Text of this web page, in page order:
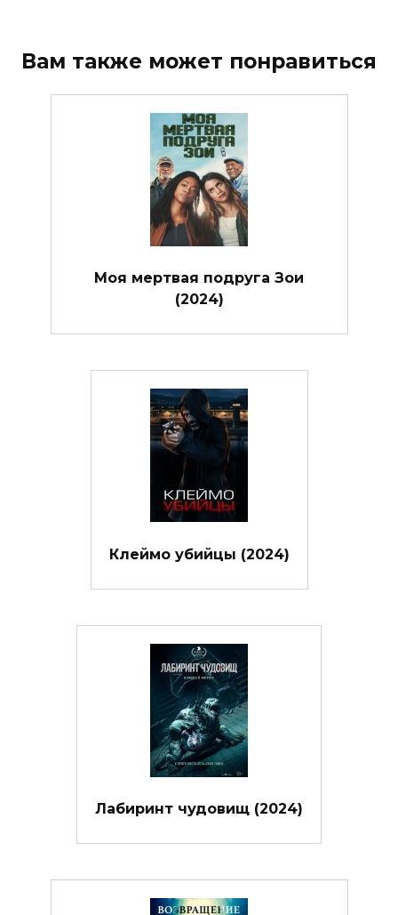
Вам также может понравиться
Моя мертвая подруга Зои
(2024)
Клеймо убийцы (2024)
Лабиринт чудовищ (2024)